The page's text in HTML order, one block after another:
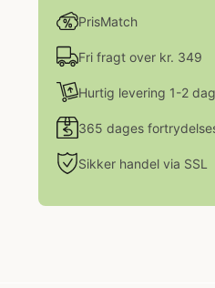
PrisMatch
Fri fragt over kr. 349
Hurtig levering 1-2
365 dages
Sikker handel via SSL